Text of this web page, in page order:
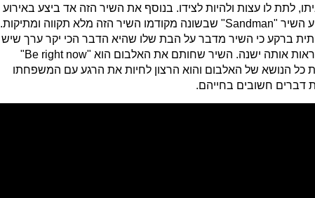
לתת לו עצות ולהיות לצידו. בנוסף את השיר הזה אד ביצע באירוע
אזכרה למייקל. אחר כך מגיע השיר "Sandman" שבשונה מקודמו השיר הזה מלא תקווה ומתיקות.
ברקע כי השיר מדבר על הבת שלו שהיא הדבר הכי יקר ערך שיש
לו ושאין דבר טהור יותר מלראות אותה ישנה. השיר שחותם את האלבום הוא "Be right now"
כל הנושא של האלבום והוא הרצון לחיות את הרגע עם המשפחתו
דברים חשובים בחייהם.